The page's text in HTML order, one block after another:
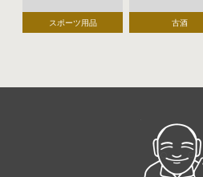
スポーツ用品 古酒